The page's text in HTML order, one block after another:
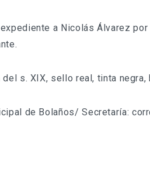
a Nicolás Álvarez
s. XIX, sello real, tinta
de Bolaños/ Secretaría: